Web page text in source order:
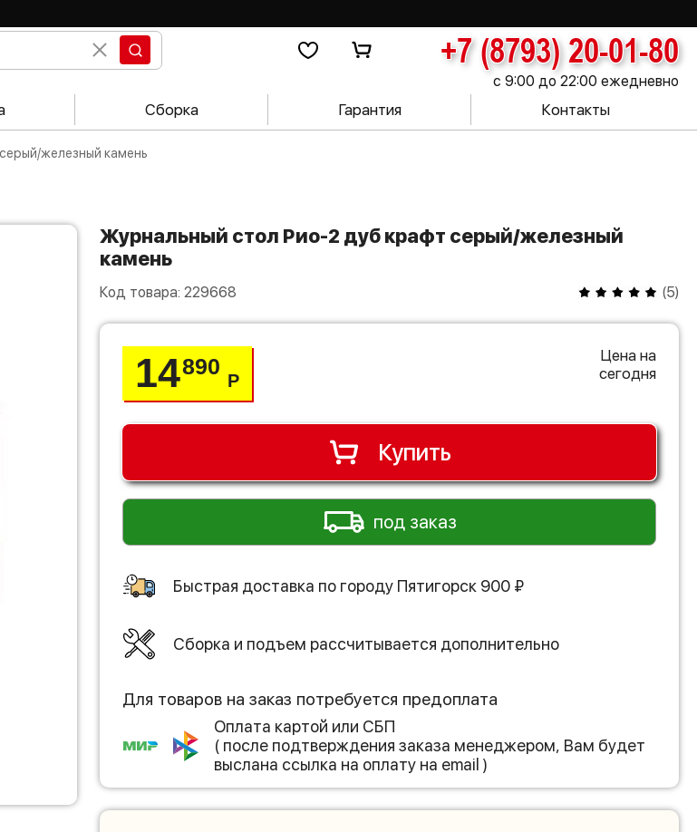
+7 (8793) 20-01-80
с 9:00 до 22:00 ежедневно
Сборка Гарантия Контакты
железный камень
Журнальный стол Рио-2 дуб крафт серый/железный
камень
Код товара: 229668 (5)
14890
Р
Цена на
сегодня
Купить
под заказ
Быстрая доставка по городу Пятигорск 900 ₽
Сборка и подъем рассчитывается дополнительно
Для товаров на заказ потребуется предоплата
Оплата картой или СБП
( после подтверждения заказа менеджером, Вам будет
выслана ссылка на оплату на email )